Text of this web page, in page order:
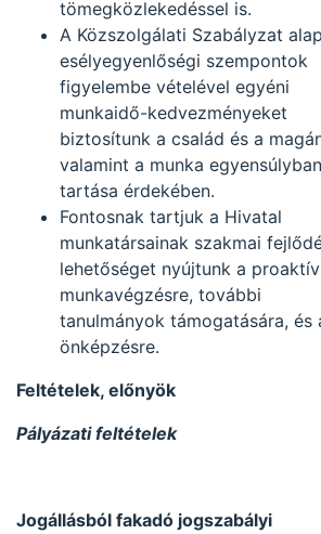
tömegközlekedéssel is.
A Közszolgálati Szabályzat
esélyegyenlőségi szempontok
figyelembe vételével egyéni
munkaidő-kedvezményeket
biztosítunk a család és a
valamint a munka egyensúlyban
tartása érdekében.
Fontosnak tartjuk a Hivatal
munkatársainak szakmai
lehetőséget nyújtunk a proaktív
munkavégzésre, további
tanulmányok támogatására, és
önképzésre.
Feltételek, előnyök
Pályázati feltételek
Jogállásból fakadó jogszabályi